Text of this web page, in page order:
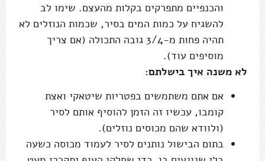
והכנפיים מתפרקים בקלות מהעצם. שימו לב
להשגיח על כמות המים בסיר, שכמות הנוזלים לא
תהיה פחות מ-3/4 גובה התכולה (אם צריך
מוסיפים עוד).
לא משנה איך בישלתם:
אם אתם משתמשים בפטריות שיטאקי ואצת
קומבו, עכשיו זה הזמן להוסיף אותם לסיר
(ולוודא שהם מכוסים נוזלים).
בתום הבישול נותנים לסיר לעמוד מכוסה כשעה